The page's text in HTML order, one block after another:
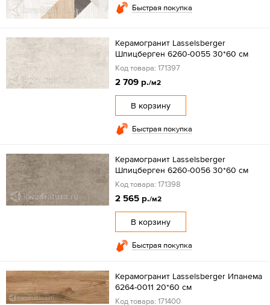
Быстрая покупка
Керамогранит Lasselsberger
Шпицберген 6260-0055 30*60 см
Код товара: 171397
2 709 р./м2
В корзину
Быстрая покупка
Керамогранит Lasselsberger
Шпицберген 6260-0056 30*60 см
Код товара: 171398
2 565 р./м2
В корзину
Быстрая покупка
Керамогранит Lasselsberger Ипанема
6264-0011 20*60 см
Код товара: 171400